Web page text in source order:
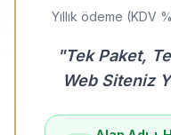
Yıllık ödeme (KDV
"Tek Paket,
Web Siteniz